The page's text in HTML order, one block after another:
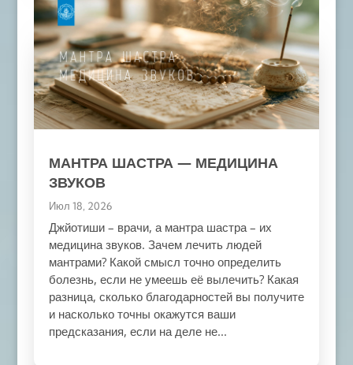
МАНТРА ШАСТРА — МЕДИЦИНА
ЗВУКОВ
Июл 18, 2026
Джйотиши – врачи, а мантра шастра – их
медицина звуков. Зачем лечить людей
мантрами? Какой смысл точно определить
болезнь, если не умеешь её вылечить? Какая
разница, сколько благодарностей вы получите
и насколько точны окажутся ваши
предсказания, если на деле не...